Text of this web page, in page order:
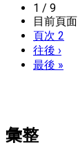
1 / 9
目前頁面
頁次 2
往後 ›
最後 »
彙整